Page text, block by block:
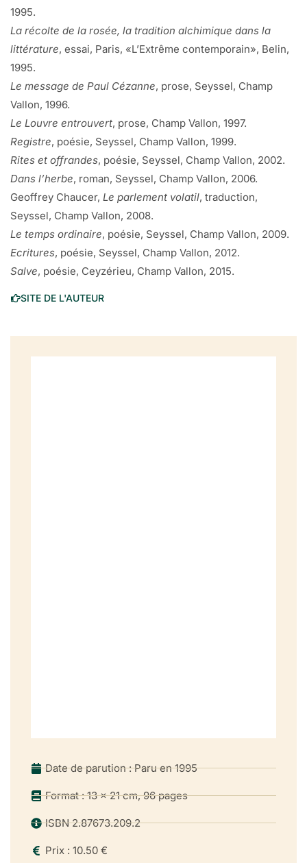
1995.
La récolte de la rosée, la tradition alchimique dans la
littérature, essai, Paris, «L’Extrême contemporain», Belin,
1995.
Le message de Paul Cézanne, prose, Seyssel, Champ
Vallon, 1996.
Le Louvre entrouvert, prose, Champ Vallon, 1997.
Registre, poésie, Seyssel, Champ Vallon, 1999.
Rites et offrandes, poésie, Seyssel, Champ Vallon, 2002.
Dans l’herbe, roman, Seyssel, Champ Vallon, 2006.
Geoffrey Chaucer, Le parlement volatil, traduction,
Seyssel, Champ Vallon, 2008.
Le temps ordinaire, poésie, Seyssel, Champ Vallon, 2009.
Ecritures, poésie, Seyssel, Champ Vallon, 2012.
Salve, poésie, Ceyzérieu, Champ Vallon, 2015.
SITE DE L'AUTEUR
Date de parution : Paru en 1995
Format : 13 x 21 cm, 96 pages
ISBN 2.87673.209.2
Prix : 10.50 €